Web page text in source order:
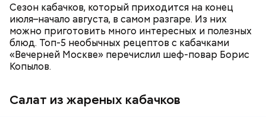
Сезон кабачков, который приходится на конец
июля–начало августа, в самом разгаре. Из них
можно приготовить много интересных и полезных
блюд. Топ-5 необычных рецептов с кабачками
«Вечерней Москве» перечислил шеф-повар Борис
Копылов.
Салат из жареных кабачков
Вред дыни
А врач-эндокринолог Алексей Калинчев рассказал,